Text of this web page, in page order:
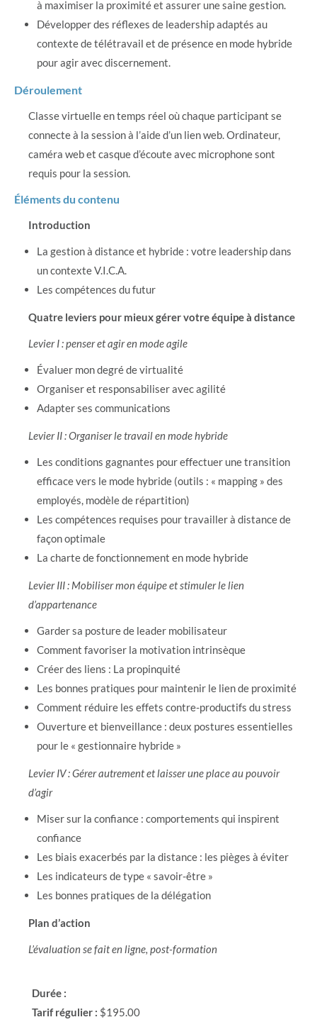
à maximiser la proximité et assurer une saine gestion.
Développer des réflexes de leadership adaptés au
contexte de télétravail et de présence en mode hybride
pour agir avec discernement.
Déroulement
Classe virtuelle en temps réel où chaque participant se
connecte à la session à l’aide d’un lien web. Ordinateur,
caméra web et casque d’écoute avec microphone sont
requis pour la session.
Éléments du contenu
Introduction
La gestion à distance et hybride : votre leadership dans
un contexte V.I.C.A.
Les compétences du futur
Quatre leviers pour mieux gérer votre équipe à distance
Levier I : penser et agir en mode agile
Évaluer mon degré de virtualité
Organiser et responsabiliser avec agilité
Adapter ses communications
Levier II : Organiser le travail en mode hybride
Les conditions gagnantes pour effectuer une transition
efficace vers le mode hybride (outils : « mapping » des
employés, modèle de répartition)
Les compétences requises pour travailler à distance de
façon optimale
La charte de fonctionnement en mode hybride
Levier III : Mobiliser mon équipe et stimuler le lien
d’appartenance
Garder sa posture de leader mobilisateur
Comment favoriser la motivation intrinsèque
Créer des liens : La propinquité
Les bonnes pratiques pour maintenir le lien de proximité
Comment réduire les effets contre-productifs du stress
Ouverture et bienveillance : deux postures essentielles
pour le « gestionnaire hybride »
Levier IV : Gérer autrement et laisser une place au pouvoir
d’agir
Miser sur la confiance : comportements qui inspirent
confiance
Les biais exacerbés par la distance : les pièges à éviter
Les indicateurs de type « savoir-être »
Les bonnes pratiques de la délégation
Plan d’action
L’évaluation se fait en ligne, post-formation
Durée :
Tarif régulier : $195.00